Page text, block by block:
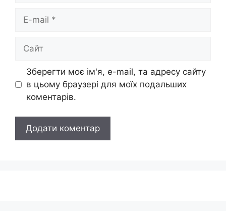
Сайт
Зберегти моє ім'я, e-mail, та адресу сайту
в цьому браузері для моїх подальших
коментарів.